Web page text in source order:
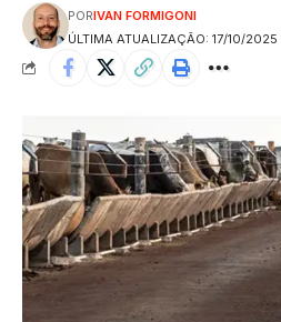
ÚLTIMA ATUALIZAÇÃO: 17/10/2025
PORIVAN FORMIGONI